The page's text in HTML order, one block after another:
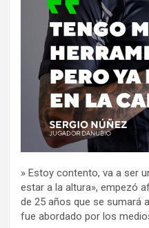
» Estoy contento, va a ser
estar a la altura», empezó
de 25 años que se sumará
fue abordado por los